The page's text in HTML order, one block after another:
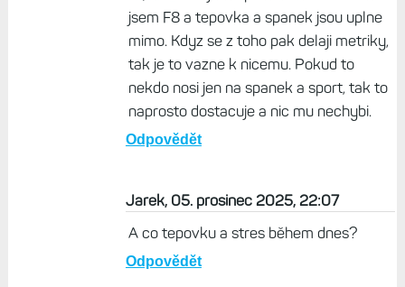
Bohdan, 05. prosinec 2025, 20:36
Co jim ma chybet ze zbytku dne? Uplne
staci sledovat jen spanek, spankovou VST a
klidovku. Potvrzuji tobi kluci z hodinky 365.
jsem F8 a tepovka a spanek jsou uplne
mimo. Kdyz se z toho pak delaji metriky,